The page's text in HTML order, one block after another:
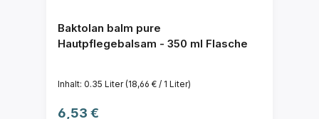
Baktolan balm pure
Hautpflegebalsam - 350 ml Flasche
Inhalt: 0.35 Liter(18,66 € / 1 Liter)
Regulärer Preis:
6,53 €